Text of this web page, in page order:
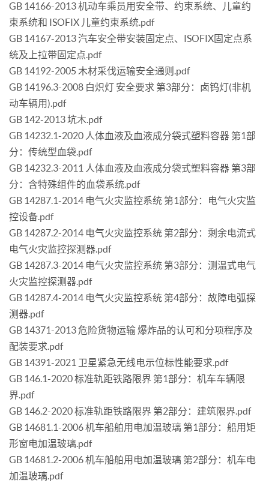
GB 14166-2013 机动车乘员用安全带、约束系统、儿童约
束系统和 ISOFIX 儿童约束系统.pdf
GB 14167-2013 汽车安全带安装固定点、ISOFIX固定点系
统及上拉带固定点.pdf
GB 14192-2005 木材采伐运输安全通则.pdf
GB 14196.3-2008 白炽灯 安全要求 第3部分：卤钨灯(非机
动车辆用).pdf
GB 142-2013 坑木.pdf
GB 14232.1-2020 人体血液及血液成分袋式塑料容器 第1部
分：传统型血袋.pdf
GB 14232.3-2011 人体血液及血液成分袋式塑料容器 第3部
分：含特殊组件的血袋系统.pdf
GB 14287.1-2014 电气火灾监控系统 第1部分：电气火灾监
控设备.pdf
GB 14287.2-2014 电气火灾监控系统 第2部分：剩余电流式
电气火灾监控探测器.pdf
GB 14287.3-2014 电气火灾监控系统 第3部分：测温式电气
火灾监控探测器.pdf
GB 14287.4-2014 电气火灾监控系统 第4部分：故障电弧探
测器.pdf
GB 14371-2013 危险货物运输 爆炸品的认可和分项程序及
配装要求.pdf
GB 14391-2021 卫星紧急无线电示位标性能要求.pdf
GB 146.1-2020 标准轨距铁路限界 第1部分：机车车辆限
界.pdf
GB 146.2-2020 标准轨距铁路限界 第2部分：建筑限界.pdf
GB 14681.1-2006 机车船舶用电加温玻璃 第1部分：船用矩
形窗电加温玻璃.pdf
GB 14681.2-2006 机车船舶用电加温玻璃 第2部分：机车电
加温玻璃.pdf